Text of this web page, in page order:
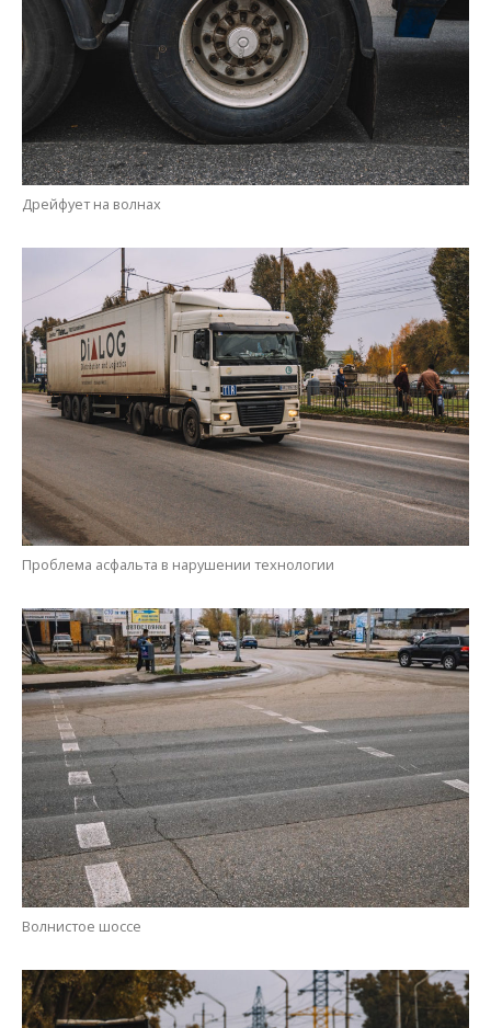
Дрейфует на волнах
Проблема асфальта в нарушении технологии
Волнистое шоссе